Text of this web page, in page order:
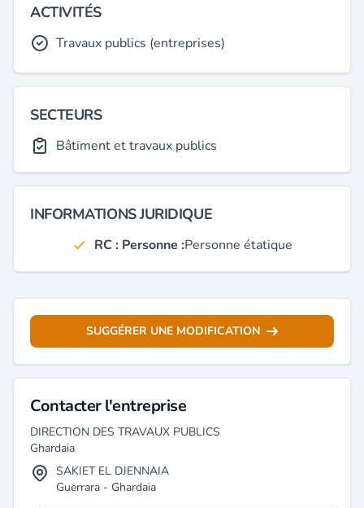
ACTIVITÉS
Travaux publics (entreprises)
SECTEURS
Bâtiment et travaux publics
INFORMATIONS JURIDIQUE
RC : Personne :Personne étatique
SUGGÉRER UNE MODIFICATION
Contacter l'entreprise
DIRECTION DES TRAVAUX PUBLICS
Ghardaia
SAKIET EL DJENNAIA
Guerrara - Ghardaia